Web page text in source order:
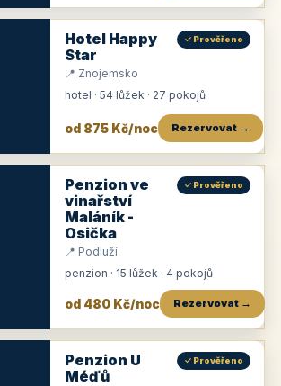
Hotel Happy
Star
✓ Prověřeno
📍 Znojemsko
hotel · 54 lůžek · 27 pokojů
od 875 Kč/noc Rezervovat →
Penzion ve
vinařství
Maláník -
Osička
✓ Prověřeno
📍 Podluží
penzion · 15 lůžek · 4 pokojů
od 480 Kč/noc Rezervovat →
Penzion U
Méďů
✓ Prověřeno